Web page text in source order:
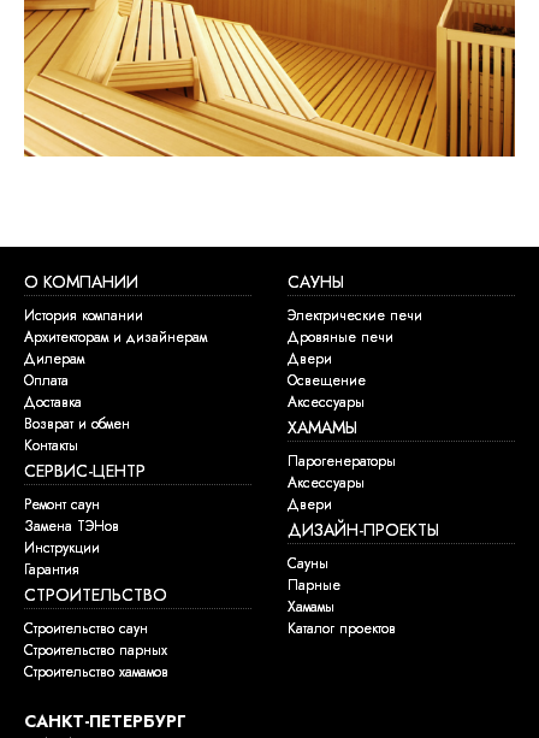
О КОМПАНИИ
История компании
Архитекторам и дизайнерам
Дилерам
Оплата
Доставка
Возврат и обмен
Контакты
САУНЫ
Электрические печи
Дровяные печи
Двери
Освещение
Аксессуары
ХАМАМЫ
Парогенераторы
Аксессуары
Двери
СЕРВИС-ЦЕНТР
Ремонт саун
Замена ТЭНов
Инструкции
Гарантия
ДИЗАЙН-ПРОЕКТЫ
Сауны
Парные
Хамамы
Каталог проектов
СТРОИТЕЛЬСТВО
Строительство саун
Строительство парных
Строительство хамамов
САНКТ-ПЕТЕРБУРГ